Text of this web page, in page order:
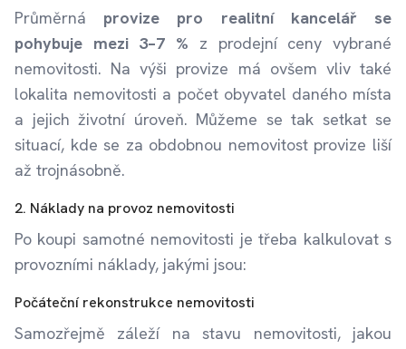
Průměrná provize pro realitní kancelář se
pohybuje mezi 3–7 % z prodejní ceny vybrané
nemovitosti. Na výši provize má ovšem vliv také
lokalita nemovitosti a počet obyvatel daného místa
a jejich životní úroveň. Můžeme se tak setkat se
situací, kde se za obdobnou nemovitost provize liší
až trojnásobně.
2. Náklady na provoz nemovitosti
Po koupi samotné nemovitosti je třeba kalkulovat s
provozními náklady, jakými jsou:
Počáteční rekonstrukce nemovitosti
Samozřejmě záleží na stavu nemovitosti, jakou